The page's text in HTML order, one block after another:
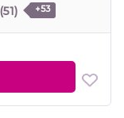
(51) +53